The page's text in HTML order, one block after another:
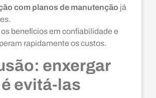
com planos de manutenção já
benefícios em confiabilidade e
rapidamente os custos.
enxergar
evitá-las